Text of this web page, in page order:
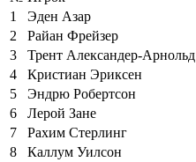
1
Эден Азар
2
Райан Фрейзер
3
Трент Александер-Арнольд
4
Кристиан Эриксен
5
Эндрю Робертсон
6
Лерой Зане
7
Рахим Стерлинг
8
Каллум Уилсон